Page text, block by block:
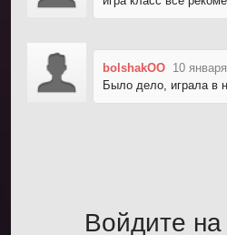
bolshakOO 10
Было дело, играла в
Войдите на